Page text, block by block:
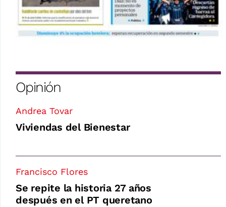
Opinión
Andrea Tovar
Viviendas del Bienestar
Francisco Flores
Se repite la historia 27 años
después en el PT queretano